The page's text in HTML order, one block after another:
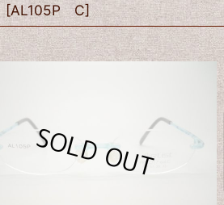
[AL105P C]